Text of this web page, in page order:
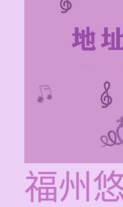
福州